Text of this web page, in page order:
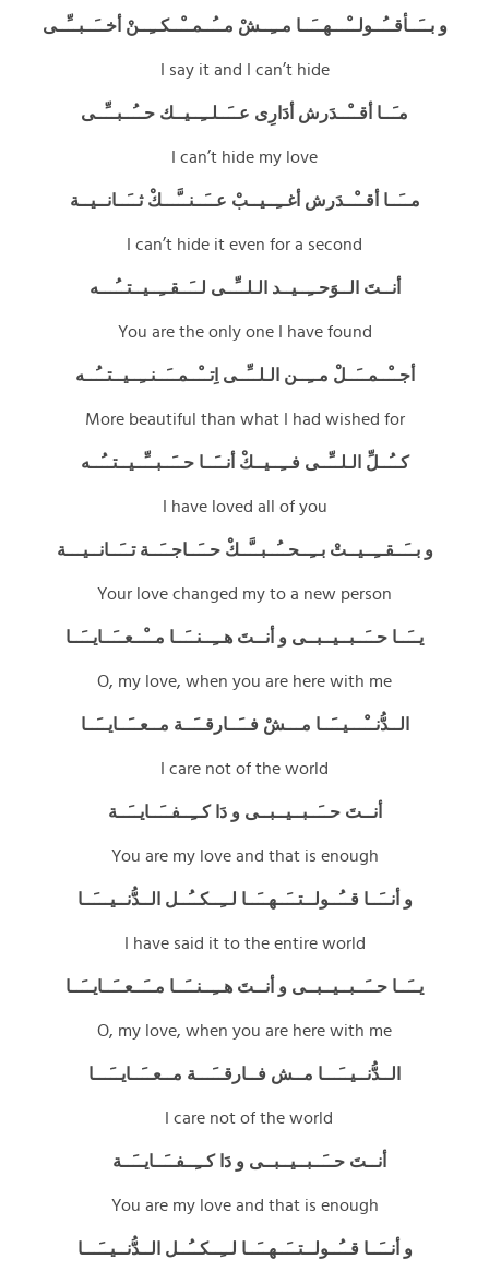
و بــَــأقــُــولــْـــهــَــا مــِــشْ مــُــمــْــكــِــنْ أخــَــبــِّــى
I say it and I can’t hide
مـَــا أقــْــدَرش أدَارِى عــَــلــِــيــك حــُــبــِّــى
I can’t hide my love
مــَــا أقــْــدَرش أغــِــيــبْ عــَــنــَّـــكْ ثــَــانــيــة
I can’t hide it even for a second
أنــتَ الــوَحــِــيــد الـلــِّــى لــَــقــِــيــتــُـــه
You are the only one I have found
أجــْــمــَــلْ مــِــن الـلــِّــى اِتــْــمــَــنــِــيــتــُــه
More beautiful than what I had wished for
كــُــلِّ الـلــِّــى فــِــيــكْ أنــَــا حــَــبــِّــيــتــُــه
I have loved all of you
و بــَــقــِــيــتْ بــِــحــُــبــَّــكْ حــَــاجــَــة تــَــانــيـــة
Your love changed my to a new person
يــَــا حــَــبــيــبــى و أنــتَ هــِــنــَــا مــْــعــَــايــَــا
O, my love, when you are here with me
الــدُّنــْـــيــَــا مـــشْ فــَــارقــَــة مــعــَــايــَــا
I care not of the world
أنــتَ حــَــبــيــبــى و دَا كــِــفــَــايــَــة
You are my love and that is enough
و أنــَــا قــُــولــتــَــهــَــا لــِــكــُــل الــدُّنــيـــَــا
I have said it to the entire world
يــَــا حــَــبــيــبــى و أنــتَ هــِــنــَــا مــَــعــَــايــَــا
O, my love, when you are here with me
الــدُّنــيــَـــا مــش فــارقــَـــة مــعــَــايــَـــا
I care not of the world
أنــتَ حــَــبــيــبــى و دَا كــِــفــَــايــَــة
You are my love and that is enough
و أنــَــا قــُــولــتــَــهــَــا لــِــكــُــل الــدُّنــيــَـــا